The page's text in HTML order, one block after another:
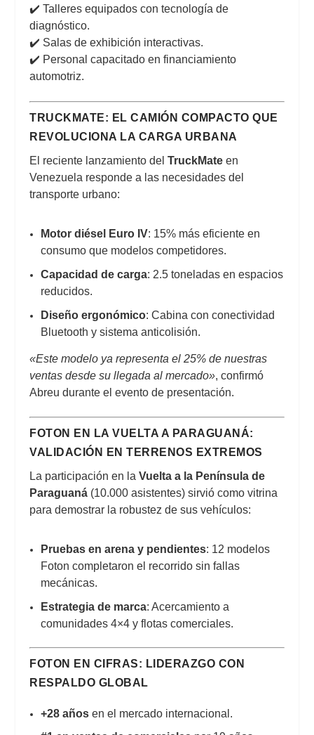
✔️ Talleres equipados con tecnología de
diagnóstico.
✔️ Salas de exhibición interactivas.
✔️ Personal capacitado en financiamiento
automotriz.
TRUCKMATE: EL CAMIÓN COMPACTO QUE
REVOLUCIONA LA CARGA URBANA
El reciente lanzamiento delTruckMate en
Venezuela responde a las necesidades del
transporte urbano:
Motor diésel Euro IV: 15% más eficiente en
consumo que modelos competidores.
Capacidad de carga: 2.5 toneladas en espacios
reducidos.
Diseño ergonómico: Cabina con conectividad
Bluetooth y sistema anticolisión.
«Este modelo ya representa el 25% de nuestras
ventas desde su llegada al mercado», confirmó
Abreu durante el evento de presentación.
FOTON EN LA VUELTA A PARAGUANÁ:
VALIDACIÓN EN TERRENOS EXTREMOS
La participación en laVuelta a la Península de
Paraguaná (10.000 asistentes) sirvió como vitrina
para demostrar la robustez de sus vehículos:
Pruebas en arena y pendientes: 12 modelos
Foton completaron el recorrido sin fallas
mecánicas.
Estrategia de marca: Acercamiento a
comunidades 4×4 y flotas comerciales.
FOTON EN CIFRAS: LIDERAZGO CON
RESPALDO GLOBAL
+28 años en el mercado internacional.